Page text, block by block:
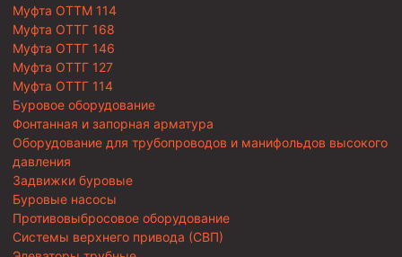
Муфта ОТТМ 114
Муфта ОТТГ 168
Муфта ОТТГ 146
Муфта ОТТГ 127
Муфта ОТТГ 114
Буровое оборудование
Фонтанная и запорная арматура
Оборудование для трубопроводов и манифольдов высокого
давления
Задвижки буровые
Буровые насосы
Противовыбросовое оборудование
Системы верхнего привода (СВП)